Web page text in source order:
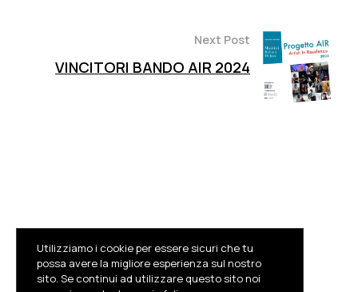
Next Post
VINCITORI BANDO AIR 2024
Facebook Instagram Youtube
Utilizziamo i cookie per essere sicuri che tu
possa avere la migliore esperienza sul nostro
sito. Se continui ad utilizzare questo sito noi